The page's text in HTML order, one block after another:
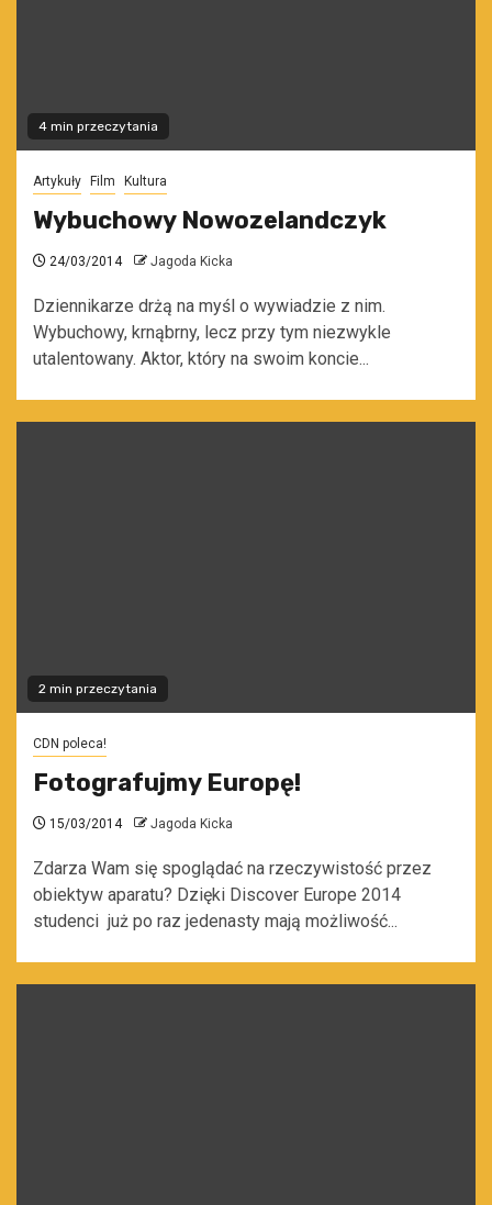
4 min przeczytania
Artykuły Film Kultura
Wybuchowy Nowozelandczyk
24/03/2014 Jagoda Kicka
Dziennikarze drżą na myśl o wywiadzie z nim.
Wybuchowy, krnąbrny, lecz przy tym niezwykle
utalentowany. Aktor, który na swoim koncie...
2 min przeczytania
CDN poleca!
Fotografujmy Europę!
15/03/2014 Jagoda Kicka
Zdarza Wam się spoglądać na rzeczywistość przez
obiektyw aparatu? Dzięki Discover Europe 2014
studenci już po raz jedenasty mają możliwość...